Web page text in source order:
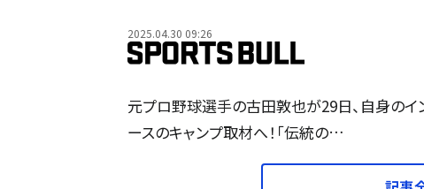
2025.04.30 09:26
元プロ野球選手の古田敦也が29日、自身のイ
ースのキャンプ取材へ！「伝統の…